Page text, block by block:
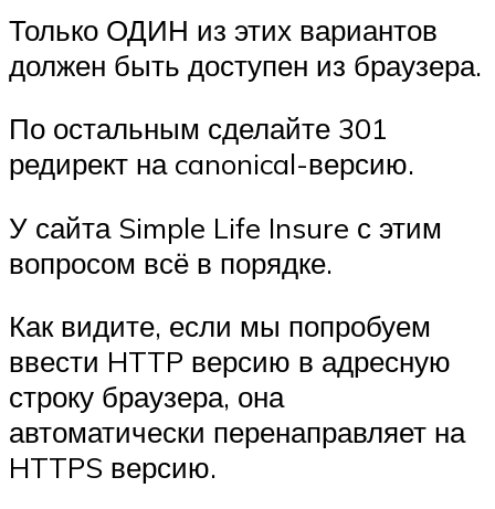
Только ОДИН из этих вариантов
должен быть доступен из браузера.
По остальным сделайте 301
редирект на canonical-версию.
У сайта Simple Life Insure с этим
вопросом всё в порядке.
Как видите, если мы попробуем
ввести HTTP версию в адресную
строку браузера, она
автоматически перенаправляет на
HTTPS версию.